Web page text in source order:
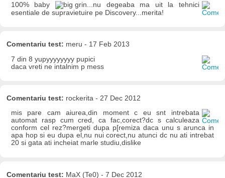
100% baby
...nu degeaba ma uit la tehnici
esentiale de supravietuire pe Discovery...merita!
Comentariu test: meru - 17 Feb 2013
7 din 8 yupyyyyyyyy pupici
daca vreti ne intalnim p mess
Comentariu test: rockerita - 27 Dec 2012
mis pare cam aiurea,din moment c eu snt intrebata
automat rasp cum cred, ca fac,corect?dc s calculeaza
conform cel rez?mergeti dupa p[remiza daca unu s arunca in
apa hop si eu dupa el,nu nui corect,nu atunci dc nu ati intrebat
20 si gata ati incheiat marle studiu,dislike
Comentariu test: MaX (Te0) - 7 Dec 2012